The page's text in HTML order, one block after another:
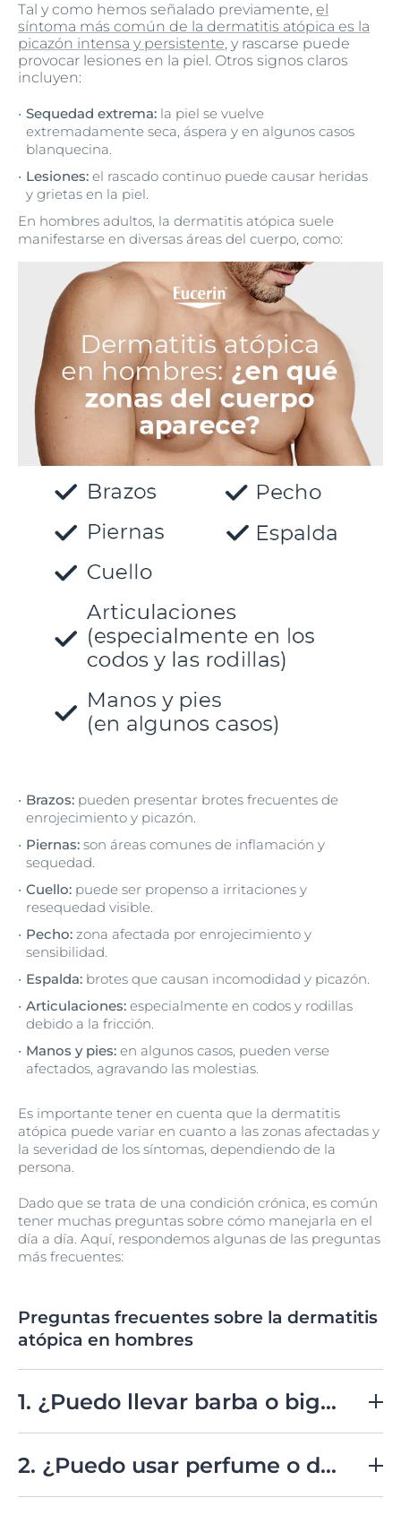
Tal y como hemos señalado previamente, el
síntoma más común de la dermatitis atópica es la
picazón intensa y persistente, y rascarse puede
provocar lesiones en la piel. Otros signos claros
incluyen:
Sequedad extrema: la piel se vuelve
extremadamente seca, áspera y en algunos casos
blanquecina.
Lesiones: el rascado continuo puede causar heridas
y grietas en la piel.
En hombres adultos, la dermatitis atópica suele
manifestarse en diversas áreas del cuerpo, como:
Brazos: pueden presentar brotes frecuentes de
enrojecimiento y picazón.
Piernas: son áreas comunes de inflamación y
sequedad.
Cuello: puede ser propenso a irritaciones y
resequedad visible.
Pecho: zona afectada por enrojecimiento y
sensibilidad.
Espalda: brotes que causan incomodidad y picazón.
Articulaciones: especialmente en codos y rodillas
debido a la fricción.
Manos y pies: en algunos casos, pueden verse
afectados, agravando las molestias.
Es importante tener en cuenta que la dermatitis
atópica puede variar en cuanto a las zonas afectadas y
la severidad de los síntomas, dependiendo de la
persona.
Dado que se trata de una condición crónica, es común
tener muchas preguntas sobre cómo manejarla en el
día a día. Aquí, respondemos algunas de las preguntas
más frecuentes:
Preguntas frecuentes sobre la dermatitis
atópica en hombres
1. ¿Puedo llevar barba o bigote con dermatitis atópica?
hidratada para evitar la irritación.
2. ¿Puedo usar perfume o desodorante?